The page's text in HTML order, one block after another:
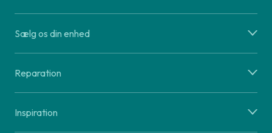
Sælg os din enhed
Reparation
Inspiration